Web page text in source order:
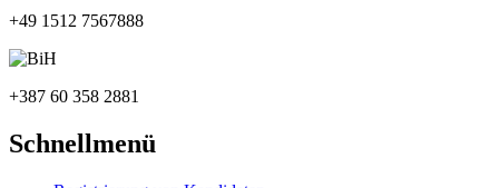
+49 1512 7567888
+387 60 358 2881
Schnellmenü